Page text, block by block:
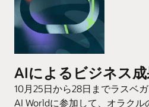
AIによるビジネス
10月25日から28日までラスベ
AI Worldに参加して、オラクル